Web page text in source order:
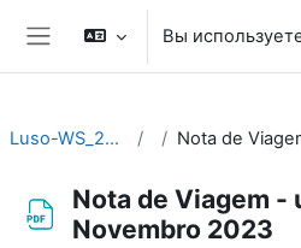
Перейти к основному содержанию
Боковая панель
Вы
Luso-WS_2023
Nota de Viagem -
Novembro 2023